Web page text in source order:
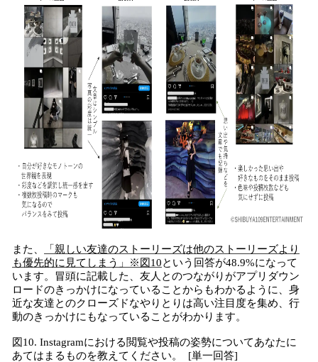
また、
「親しい友達のストーリーズは他のストーリーズより
も優先的に見てしまう」※図10という回答が48.9%になって
います。冒頭に記載した、友人とのつながりがアプリダウン
ロードのきっかけになっていることからもわかるように、身
近な友達とのクローズドなやりとりは高い注目度を集め、行
動のきっかけにもなっていることがわかります。
図10. Instagramにおける閲覧や投稿の姿勢についてあなたに
あてはまるものを教えてください。 [単一回答]